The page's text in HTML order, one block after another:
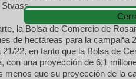
la Bolsa de Comercio de
de hectáreas para la campaña
21/22, en tanto que la Bolsa de
con una proyección de 6,1
menos que su proyección de la